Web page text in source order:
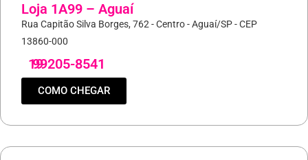
Loja 1A99 – Aguaí
Rua Capitão Silva Borges, 762 - Centro - Aguaí/SP - CEP
13860-000
19
99205-8541
COMO CHEGAR